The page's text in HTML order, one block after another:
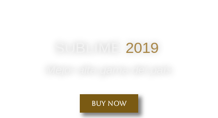
2019
Buy Now